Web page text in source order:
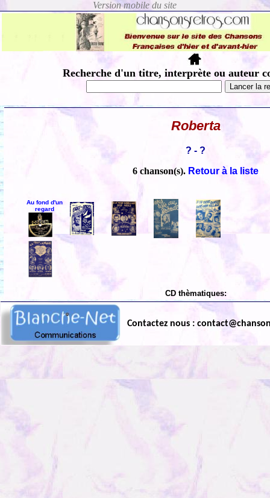
Recherche d'un titre, interprète ou auteur
Roberta
? - ?
6 chanson(s). Retour à la liste
Au fond d'un
regard
CD thèmatiques:
Contactez nous :